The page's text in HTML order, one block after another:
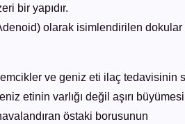
bir yapıdır.
olarak isimlendirilen
ve geniz eti ilaç
etinin varlığı değil aşırı
östaki borusunun